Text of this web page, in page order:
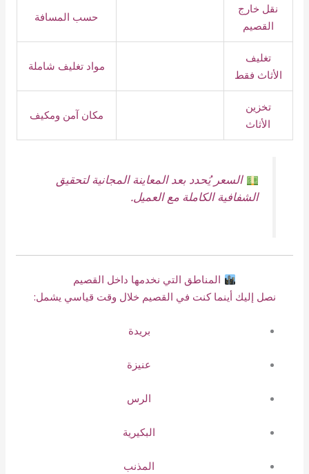
نقل خارج
القصيم
حسب المسافة
تغليف
الأثاث فقط
مواد تغليف شاملة
تخزين
الأثاث
مكان آمن ومكيف
السعر يُحدد بعد المعاينة المجانية لتحقيق
الشفافية الكاملة مع العميل.
المناطق التي نخدمها داخل القصيم
نصل إليك أينما كنت في القصيم خلال وقت قياسي يشمل:
بريدة
عنيزة
الرس
البكيرية
المذنب